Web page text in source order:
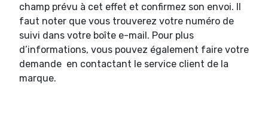
champ prévu à cet effet et confirmez son envoi. Il
faut noter que vous trouverez votre numéro de
suivi dans votre boîte e-mail. Pour plus
d’informations, vous pouvez également faire votre
demande en contactant le service client de la
marque.